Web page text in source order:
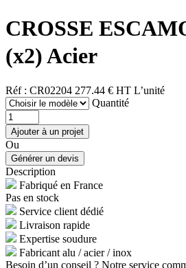
CROSSE
(x2) Acier
Réf : CR02204 277.44 € HT L’unité
Quantité
Ou
Description
Fabriqué en France
Pas en stock
Service client dédié
Livraison rapide
Expertise soudure
Fabricant alu / acier / inox
Besoin d’un conseil ? Notre service